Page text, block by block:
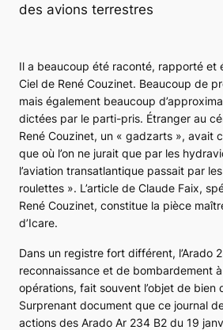
des avions terrestres
Il a beaucoup été raconté, rapporté et
Ciel de René Couzinet. Beaucoup de
mais également beaucoup
dictées par le parti-pris. Étranger au
René Couzinet, un « gadzarts », avait
que où l’on ne jurait que par les
l’aviation transatlantique passait par
roulettes ». L’article de Claude Faix,
René Couzinet, constitue la pièce
d’Icare.
Dans un registre fort différent, l’Arado
reconnaissance et de bombardement
opérations, fait souvent l’objet de bien
Surprenant document que ce journal
actions des Arado Ar 234 B2 du 19